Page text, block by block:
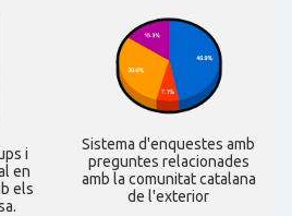
i
en
els
Sistema d'enquestes amb
preguntes relacionades
amb la comunitat catalana
de l'exterior